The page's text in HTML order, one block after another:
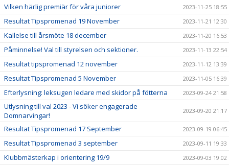
Vilken härlig premiär för våra juniorer 2023-11-25 18:55
Resultat Tipspromenad 19 November 2023-11-21 12:30
Kallelse till årsmöte 18 december 2023-11-20 16:53
Påminnelse! Val till styrelsen och sektioner. 2023-11-13 22:54
Resultat tipspromenad 12 november 2023-11-12 13:39
Resultat Tipspromenad 5 November 2023-11-05 16:39
Efterlysning: leksugen ledare med skidor på fötterna 2023-09-24 21:58
Utlysning till val 2023 - Vi söker engagerade
Domnarvingar!
2023-09-20 21:17
Resultat Tipspromenad 17 September 2023-09-19 06:45
Resultat Tipspromenad 3 september 2023-09-11 19:33
Klubbmästerkap i orientering 19/9 2023-09-03 19:02